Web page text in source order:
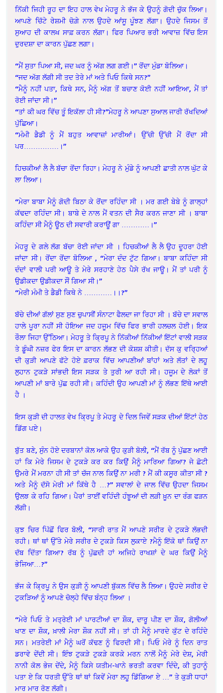
ਨਿੱਕੀ ਜਿਹੀ ਰੂਹ ਦਾ ਇਹ ਹਾਲ ਵੇਖ ਮੇਹਰੂ ਨੇ ਭੱਜ ਕੇ ਉਹਨੂੰ ਗੋਦੀ ਚੁੱਕ ਲਿਆ।
ਆਪਣੇ ਚਿੱਟੇ ਰੇਸ਼ਮੀ ਚੋਗ਼ੇ ਨਾਲ ਉਹਦੇ ਆਂਸੂ ਪੂੰਝਣ ਲੱਗਾ। ਉਹਦੇ ਜਿਸਮ ਤੋਂ
ਸੁਆਹ ਦੀ ਕਾਲਖ ਸਾਫ਼ ਕਰਨ ਲੱਗਾ। ਫਿਰ ਪਿਆਰ ਭਰੀ ਆਵਾਜ਼ ਵਿੱਚ ਇਸ
ਦੁਰਦਸ਼ਾ ਦਾ ਕਾਰਨ ਪੁੱਛਣ ਲਗਾ।
“ਮੈਂ ਸੁਤਾ ਪਿਆ ਸੀ, ਜਦ ਘਰ ਨੂੰ ਅੱਗ ਲਗ ਗਈ।” ਰੋਂਦਾ ਮੁੰਡਾ ਬੋਲਿਆ।
“ਜਦ ਅੱਗ ਲੱਗੀ ਸੀ ਤਦ ਤੇਰੇ ਮਾਂ ਅਤੇ ਪਿਓ ਕਿਥੇ ਸਨ?”
“ਮੈਨੂੰ ਨਹੀਂ ਪਤਾ, ਕਿਥੇ ਸਨ, ਮੈਨੂੰ ਅੱਗ ਤੋਂ ਬਚਾਣ ਕੋਈ ਨਹੀਂ ਆਇਆ, ਮੈਂ ਤਾਂ
ਰੋਈ ਜਾਂਦਾ ਸੀ।”
“ਤਾਂ ਕੀ ਘਰ ਵਿੱਚ ਤੂੰ ਇਕੱਲਾ ਹੀ ਸੀ?”ਮੇਹਰੂ ਨੇ ਆਪਣਾ ਸੁਆਲ ਜਾਰੀ ਰੱਖਦਿਆਂ
ਪੁੱਛਿਆ।
“ਮੰਮੀ ਡੈਡੀ ਨੂੰ ਮੈਂ ਬਹੁਤ ਆਵਾਜ਼ਾਂ ਮਾਰੀਆਂ। ਉੱਚੀ ਉੱਚੀ ਮੈਂ ਰੋਂਦਾ ਸੀ
ਪਰ……………।”
ਹਿਚਕੀਆਂ ਲੈ ਲੈ ਬੱਚਾ ਰੋਂਦਾ ਰਿਹਾ। ਮੇਹਰੂ ਨੇ ਮੁੰਡੇ ਨੂੰ ਆਪਣੀ ਛਾਤੀ ਨਾਲ ਘੁੱਟ ਕੇ
ਲਾ ਲਿਆ।
“ਮੇਰਾ ਬਾਬਾ ਮੈਨੂੰ ਗੋਦੀ ਬਿਠਾ ਕੇ ਰੋਂਦਾ ਰਹਿੰਦਾ ਸੀ । ਮਰ ਗਈ ਬੇਬੇ ਨੂੰ ਗਾਲ੍ਹਾਂ
ਕੱਢਦਾ ਰਹਿੰਦਾ ਸੀ। ਬਾਬੇ ਦੇ ਨਾਲ ਮੈਂ ਵਤਨ ਦੀ ਸੈਰ ਕਰਨ ਜਾਣਾ ਸੀ । ਬਾਬਾ
ਕਹਿੰਦਾ ਸੀ ਮੈਨੂੰ ਊਠ ਦੀ ਸਵਾਰੀ ਕਰਾਊਂ ਗਾ …………।”
ਮੇਹਰੂ ਦੇ ਗਲੇ ਲੱਗ ਬੱਚਾ ਰੋਈ ਜਾਂਦਾ ਸੀ । ਹਿਚਕੀਆਂ ਲੈ ਲੈ ਉਹ ਦੂਹਰਾ ਹੋਈ
ਜਾਂਦਾ ਸੀ। ਰੋਂਦਾ ਰੋਂਦਾ ਬੋਲਿਆ , “ਮੇਰਾ ਦੰਦ ਟੁੱਟ ਗਿਆ। ਬਾਬਾ ਕਹਿੰਦਾ ਸੀ
ਦੰਦਾਂ ਵਾਲੀ ਪਰੀ ਆਊ ਤੇ ਮੇਰੇ ਸਰਹਾਣੇ ਹੇਠ ਪੈਸੇ ਰੱਖ ਜਾਊ। ਮੈਂ ਤਾਂ ਪਰੀ ਨੂੰ
ਉਡੀਕਦਾ ਉਡੀਕਦਾ ਸੌਂ ਗਿਆ ਸੀ।”
“ਮੇਰੀ ਮੰਮੀ ਤੇ ਡੈਡੀ ਕਿਥੇ ਨੇ …………।।?”
ਬੱਚੇ ਦੀਆਂ ਗੱਲਾਂ ਸੁਣ ਸੁਣ ਚੁਪਾਸੀਂ ਸੰਨਾਟਾ ਫੈਲਦਾ ਜਾ ਰਿਹਾ ਸੀ । ਬੱਚੇ ਦਾ ਸਵਾਲ
ਹਾਲੇ ਪੂਰਾ ਨਹੀਂ ਸੀ ਹੋਇਆ ਜਦ ਹਜੂਮ ਵਿੱਚ ਫਿਰ ਭਾਰੀ ਹਲਚਲ ਹੋਈ। ਇਕ
ਰੌਲਾ ਜਿਹਾ ਉੱਠਿਆ। ਮੇਹਰੂ ਤੇ ਕ੍ਰਿਪੂ ਨੇ ਨਿੱਕੀਆਂ ਨਿੱਕੀਆਂ ਇੱਟਾਂ ਵਾਲੀ ਸੜਕ
ਤੇ ਡੂੰਘੀ ਨਜ਼ਰ ਫੇਰ ਇਸ ਦਾ ਕਾਰਨ ਲੱਭਣ ਦੀ ਕੋਸ਼ਸ਼ ਕੀਤੀ। ਦੱਸ ਕੁ ਵਰ੍ਹਿਆਂ
ਦੀ ਕੁੜੀ ਆਪਣੇ ਫੱਟੇ ਹੋਏ ਫ਼ਰਾਕ ਵਿੱਚ ਆਪਣੀਆਂ ਬਾਂਹਾਂ ਅਤੇ ਲੱਤਾਂ ਦੇ ਲਹੂ
ਲੁਹਾਨ ਟੁਕੜੇ ਸਾਂਭਦੀ ਇਸ ਸੜਕ ਤੇ ਤੁਰੀ ਆ ਰਹੀ ਸੀ। ਹਜੂਮ ਦੇ ਲੋਕਾਂ ਤੋਂ
ਆਪਣੀ ਮਾਂ ਬਾਰੇ ਪੁੱਛ ਰਹੀ ਸੀ। ਕਹਿੰਦੀ ਉਹ ਆਪਣੀ ਮਾਂ ਨੂੰ ਲੱਭਣ ਇੱਥੇ ਆਈ
ਹੈ ।
ਇਸ ਕੁੜੀ ਦੀ ਹਾਲਤ ਵੇਖ ਕ੍ਰਿਪੂ ਤੇ ਮੇਹਰੂ ਦੇ ਦਿਲ ਜਿਵੇਂ ਸੜਕ ਦੀਆਂ ਇੱਟਾਂ ਹੇਠ
ਡਿੱਗ ਪਏ।
ਬੁੱਤ ਬਣੇ, ਸੁੰਨ ਹੋਏ ਦਰਬਾਨਾਂ ਕੋਲ ਆਕੇ ਉਹ ਕੁੜੀ ਬੋਲੀ, “ਮੈਂ ਰੱਬ ਨੂੰ ਪੁੱਛਣ ਆਈ
ਹਾਂ ਕਿ ਮੇਰੇ ਜਿਸਮ ਦੇ ਟੁਕੜੇ ਕਰ ਕਰ ਕਿਉਂ ਮੈਨੂੰ ਮਾਰਿਆ ਗਿਆ? ਜੇ ਛੋਟੀ
ਉਮਰੇ ਮੈਂ ਮਰਨਾ ਹੀ ਸੀ ਤਾਂ ਚੱਜ ਨਾਲ ਕਿਉਂ ਨਾ ਮਰੀ ? ਮੈਂ ਕੀ ਕਸੂਰ ਕੀਤਾ ਸੀ ?
ਅਤੇ ਮੈਨੂੰ ਦੱਸੋ ਮੇਰੀ ਮਾਂ ਕਿੱਥੇ ਹੈ …?” ਸਵਾਲਾਂ ਦੇ ਜਾਲ ਵਿੱਚ ਉਹਦਾ ਜਿਸਮ
ਉਲਝ ਕੇ ਰਹਿ ਗਿਆ। ਪੈਰਾਂ ਤਾਈਂ ਵਹਿੰਦੀ ਹੰਝੂਆਂ ਦੀ ਲੜੀ ਖ਼ੂਨ ਦਾ ਰੰਗ ਫੜਨ
ਲੱਗੀ।
ਕੁਝ ਚਿਰ ਪਿੱਛੋਂ ਫਿਰ ਬੋਲੀ, “ਸਾਰੀ ਰਾਤ ਮੈਂ ਆਪਣੇ ਸਰੀਰ ਦੇ ਟੁਕੜੇ ਲੱਭਦੀ
ਰਹੀ। ਥਾਂ ਥਾਂ ਉੱਤੇ ਮੇਰੇ ਸਰੀਰ ਦੇ ਟੁਕੜੇ ਕਿਸ ਲੁਕਾਏ ?ਮੈਨੂੰ ਇੱਕੋ ਥਾਂ ਕਿਉਂ ਨਾ
ਦੱਬ ਦਿੱਤਾ ਗਿਆ? ਰੱਬ ਨੂੰ ਪੁੱਛਦੀ ਹਾਂ ਅਜਿਹੇ ਰਾਖਸ਼ਾਂ ਦੇ ਘਰ ਕਿਉਂ ਮੈਨੂੰ
ਭੇਜਿਆ…?”
ਭੱਜ ਕੇ ਕ੍ਰਿਪੂ ਨੇ ਉਸ ਕੁੜੀ ਨੂੰ ਆਪਣੀ ਬੁੱਕਲ ਵਿੱਚ ਲੈ ਲਿਆ। ਉਹਦੇ ਸਰੀਰ ਦੇ
ਟੁਕੜਿਆਂ ਨੂੰ ਆਪਣੇ ਚੋਲ੍ਹੇ ਵਿੱਚ ਬੰਨ੍ਹ ਲਿਆ ।
“ਮੇਰੇ ਪਿਓ ਤੇ ਮਤ੍ਰੇਈ ਮਾਂ ਪਾਰਟੀਆਂ ਦਾ ਸ਼ੌਕ, ਦਾਰੂ ਪੀਣ ਦਾ ਸ਼ੌਕ, ਗੋਲੀਆਂ
ਖਾਣ ਦਾ ਸ਼ੌਕ, ਖ਼ਾਲੀ ਮੇਰਾ ਸ਼ੌਕ ਨਹੀਂ ਸੀ। ਤਾਂ ਹੀ ਮੈਨੂੰ ਮਾਰਦੇ ਕੁੱਟ ਦੇ ਰਹਿੰਦੇ
ਸਨ। ਮਤਰੇਈ ਮਾਂ ਮੈਨੂੰ ਘਰੋਂ ਕੱਢਣ ਨੂੰ ਫਿਰਦੀ ਸੀ। ਪਿਓ ਮੇਰੇ ਨੂੰ ਦਿਨ ਰਾਤ
ਡਰਾਵੇ ਦੇਂਦੀ ਸੀ। ਇੰਝ ਟੁਕੜੇ ਟੁਕੜੇ ਕਰਕੇ ਮਰਨ ਨਾਲੋਂ ਮੈਨੂੰ ਮੇਰੇ ਦੇਸ਼, ਮੇਰੀ
ਨਾਨੀ ਕੋਲ ਭੇਜ ਦੇਂਦੇ, ਮੈਨੂੰ ਕਿਸੇ ਯਤੀਮ-ਖਾਨੇ ਭਰਤੀ ਕਰਵਾ ਦਿੰਦੇ, ਕੀ ਤੁਹਾਨੂੰ
ਪਤਾ ਏ ਕਿ ਧਰਤੀ ਉੱਤੇ ਥਾਂ ਥਾਂ ਕਿਵੇਂ ਮੇਰਾ ਲਹੂ ਡਿੱਗਿਆ ਏ …” ਤੇ ਕੁੜੀ ਧਾਹਾਂ
ਮਾਰ ਮਾਰ ਰੋਣ ਲੱਗੀ।